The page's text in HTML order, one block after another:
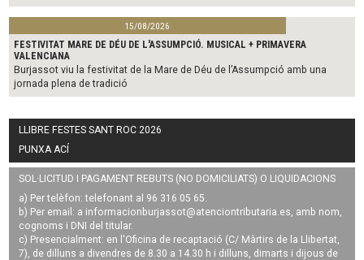
15/08/2026
FESTIVITAT MARE DE DÉU DE L'ASSUMPCIÓ. MUSICAL + PRIMAVERA
VALENCIANA
Burjassot viu la festivitat de la Mare de Déu de l’Assumpció amb una
jornada plena de tradició
LLIBRE FESTES SANT ROC 2026
PUNXA ACÍ
SOL·LICITUD I PAGAMENT REBUTS (NO DOMICILIATS) O LIQUIDACIONS
a) Per telèfon: telefonant al 96 316 05 65.
b) Per email: a informacionburjassot@atenciontributaria.es, amb nom,
cognoms i DNI del titular.
c) Presencialment: en l'Oficina de recaptació (C/ Màrtirs de la Llibertat,
7), de dilluns a divendres de 8.30 a 14.30 h i dilluns, dimarts i dijous de